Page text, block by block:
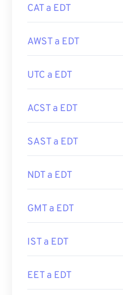
CAT a EDT
AWST a EDT
UTC a EDT
ACST a EDT
SAST a EDT
NDT a EDT
GMT a EDT
IST a EDT
EET a EDT